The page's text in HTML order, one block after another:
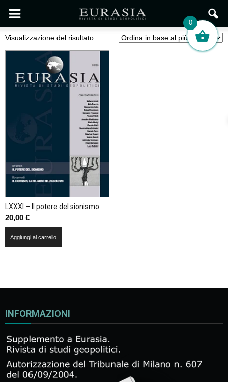
Visualizzazione del risultato
LXXXI – Il potere del sionismo
20,00 €
Aggiungi al carrello
INFORMAZIONI
0